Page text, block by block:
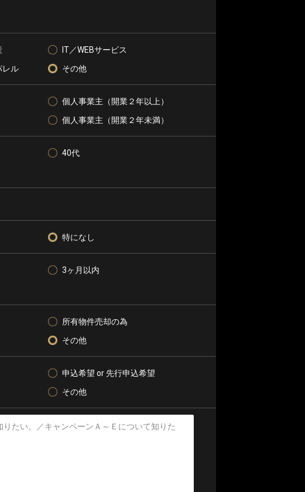
IT／WEBサービス
レル その他
個人事業主（開業２年以上）
個人事業主（開業２年未満）
40代
特になし
3ヶ月以内
所有物件売却の為
その他
申込希望 or 先行申込希望
その他